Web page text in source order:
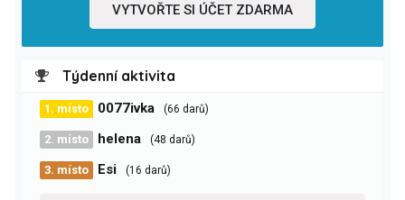
VYTVOŘTE SI ÚČET ZDARMA
Týdenní aktivita
1. místo 0077ivka (66 darů)
2. místo helena (48 darů)
3. místo Esi (16 darů)